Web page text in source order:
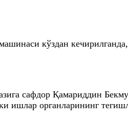
кўздан
сафдор Қамариддин
ишлар органларининг